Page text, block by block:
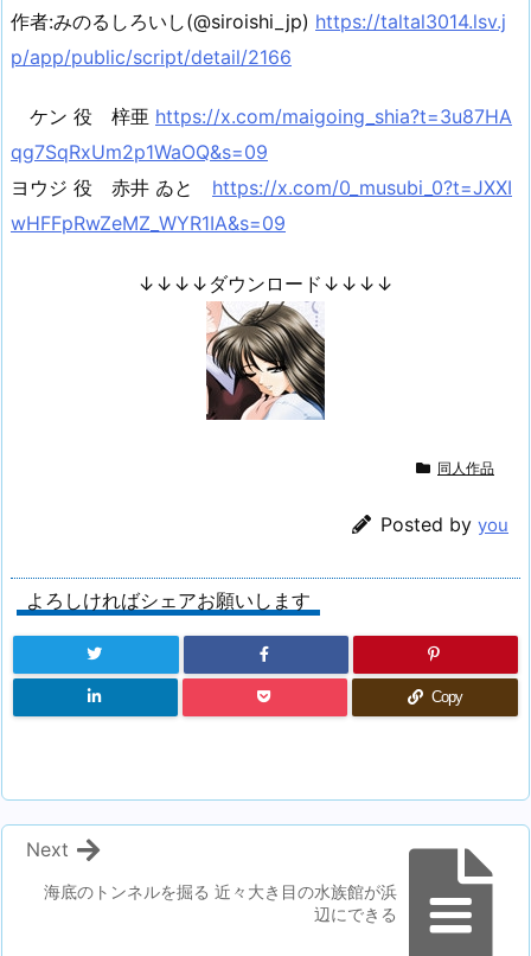
作者:みのるしろいし(@siroishi_jp) https://taltal3014.lsv.j
p/app/public/script/detail/2166
ケン 役 梓亜 https://x.com/maigoing_shia?t=3u87HA
qg7SqRxUm2p1WaOQ&s=09
ヨウジ 役 赤井 ゐと https://x.com/0_musubi_0?t=JXXI
wHFFpRwZeMZ_WYR1IA&s=09
↓↓↓↓ダウンロード↓↓↓↓
同人作品
Posted by you
よろしければシェアお願いします
Copy
海底のトンネルを掘る 近々大き目の水族館が浜
辺にできる
Next